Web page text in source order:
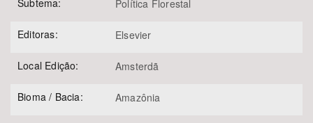
Política Florestal
Editoras: Elsevier
Local Edição: Amsterdã
Bioma / Bacia: Amazônia